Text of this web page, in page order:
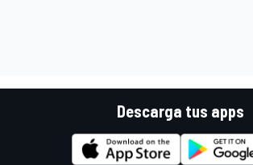
Descarga tus apps